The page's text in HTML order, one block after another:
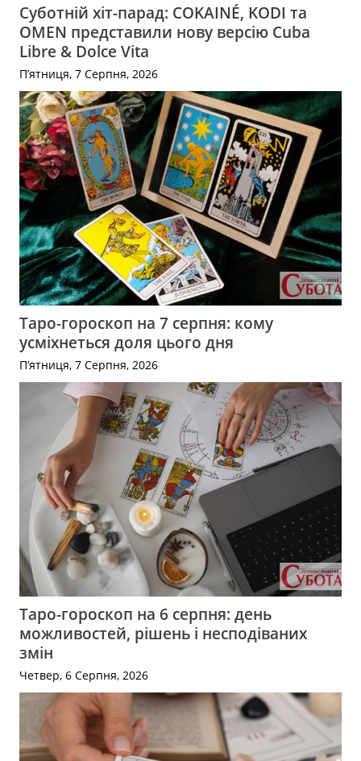
Суботній хіт-парад: COKAINÉ, KODI та
OMEN представили нову версію Cuba
Libre & Dolce Vita
П’ятниця, 7 Серпня, 2026
Таро-гороскоп на 7 серпня: кому
усміхнеться доля цього дня
П’ятниця, 7 Серпня, 2026
Таро-гороскоп на 6 серпня: день
можливостей, рішень і несподіваних
змін
Четвер, 6 Серпня, 2026